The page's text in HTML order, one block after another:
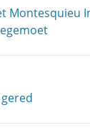
Montesquieu